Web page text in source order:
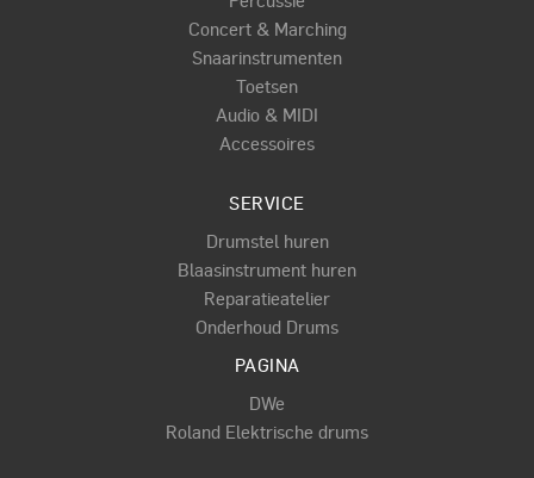
Concert & Marching
Snaarinstrumenten
Toetsen
Audio & MIDI
Accessoires
SERVICE
Drumstel huren
Blaasinstrument huren
Reparatieatelier
Onderhoud Drums
PAGINA
DWe
Roland Elektrische drums